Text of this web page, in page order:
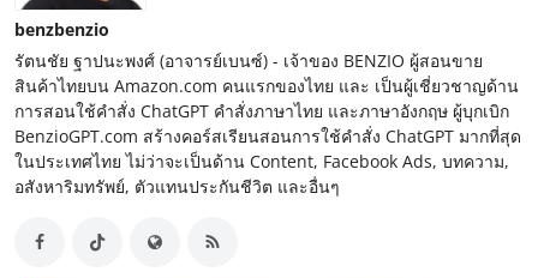
benzbenzio
รัตนชัย ฐาปนะพงศ์ (อาจารย์เบนซ์) - เจ้าของ BENZIO ผู้สอนขาย
สินค้าไทยบน Amazon.com คนแรกของไทย และ เป็นผู้เชี่ยวชาญด้าน
การสอนใช้คำสั่ง ChatGPT คำสั่งภาษาไทย และภาษาอังกฤษ ผู้บุกเบิก
BenzioGPT.com สร้างคอร์สเรียนสอนการใช้คำสั่ง ChatGPT มากที่สุด
ในประเทศไทย ไม่ว่าจะเป็นด้าน Content, Facebook Ads, บทความ,
อสังหาริมทรัพย์, ตัวแทนประกันชีวิต และอื่นๆ